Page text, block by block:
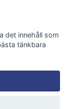
reserverade
det innehåll som
tänkbara